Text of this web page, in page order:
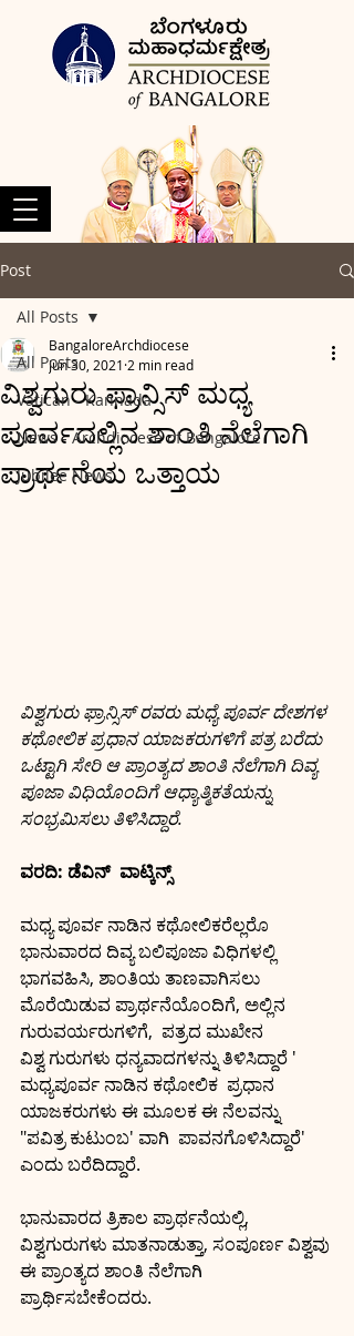
Post
All Posts
Vatican - Kannada
News - Archdiocese of Bangalore
Jubilee News
All Posts
ವಿಶ್ವಗುರು ಫ್ರಾನ್ಸಿಸ್ ಮಧ್ಯ
ಪೂರ್ವದಲ್ಲಿನ ಶಾಂತಿ ನೆಲೆಗಾಗಿ
ಪ್ರಾರ್ಥನೆಯ ಒತ್ತಾಯ
BangaloreArchdiocese
Jun 30, 2021 2 min read
ವಿಶ್ವಗುರು ಫ್ರಾನ್ಸಿಸ್ ರವರು ಮಧ್ಯೆ ಪೂರ್ವ ದೇಶಗಳ
ಕಥೋಲಿಕ ಪ್ರಧಾನ ಯಾಜಕರುಗಳಿಗೆ ಪತ್ರ ಬರೆದು
ಒಟ್ಟಾಗಿ ಸೇರಿ ಆ ಪ್ರಾಂತ್ಯದ ಶಾಂತಿ ನೆಲೆಗಾಗಿ ದಿವ್ಯ
ಪೂಜಾ ವಿಧಿಯೊಂದಿಗೆ ಆಧ್ಯಾತ್ಮಿಕತೆಯನ್ನು
ಸಂಭ್ರಮಿಸಲು ತಿಳಿಸಿದ್ದಾರೆ.
ವರದಿ: ಡೆವಿನ್  ವಾಟ್ಕಿನ್ಸ್
ಮಧ್ಯ ಪೂರ್ವ ನಾಡಿನ ಕಥೋಲಿಕರೆಲ್ಲರೊ
ಭಾನುವಾರದ ದಿವ್ಯ ಬಲಿಪೂಜಾ ವಿಧಿಗಳಲ್ಲಿ
ಭಾಗವಹಿಸಿ, ಶಾಂತಿಯ ತಾಣವಾಗಿಸಲು
ಮೊರೆಯಿಡುವ ಪ್ರಾರ್ಥನೆಯೊಂದಿಗೆ, ಅಲ್ಲಿನ
ಗುರುವರ್ಯರುಗಳಿಗೆ,  ಪತ್ರದ ಮುಖೇನ
ವಿಶ್ವ ಗುರುಗಳು ಧನ್ಯವಾದಗಳನ್ನು ತಿಳಿಸಿದ್ದಾರೆ '
ಮಧ್ಯಪೂರ್ವ ನಾಡಿನ ಕಥೋಲಿಕ  ಪ್ರಧಾನ
ಯಾಜಕರುಗಳು ಈ ಮೂಲಕ ಈ ನೆಲವನ್ನು
"ಪವಿತ್ರ ಕುಟುಂಬ' ವಾಗಿ  ಪಾವನಗೊಳಿಸಿದ್ದಾರೆ'
ಎಂದು ಬರೆದಿದ್ದಾರೆ.
ಭಾನುವಾರದ ತ್ರಿಕಾಲ ಪ್ರಾರ್ಥನೆಯಲ್ಲಿ,
ವಿಶ್ವಗುರುಗಳು ಮಾತನಾಡುತ್ತಾ, ಸಂಪೂರ್ಣ ವಿಶ್ವವು
ಈ ಪ್ರಾಂತ್ಯದ ಶಾಂತಿ ನೆಲೆಗಾಗಿ
ಪ್ರಾರ್ಥಿಸಬೇಕೆಂದರು.